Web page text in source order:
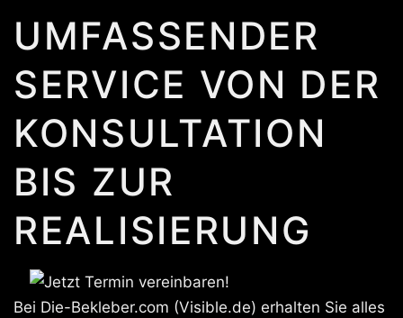
UMFASSENDER
SERVICE VON DER
KONSULTATION
BIS ZUR
REALISIERUNG
Bei Die-Bekleber.com (Visible.de) erhalten Sie alles